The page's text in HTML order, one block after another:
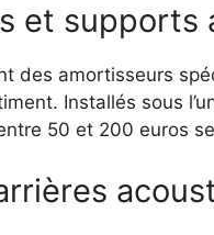
et supports
des amortisseurs
Installés sous
50 et 200 euros